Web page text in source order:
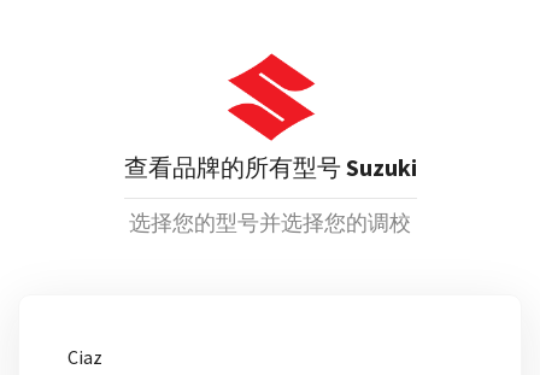
查看品牌的所有型号Suzuki
选择您的型号并选择您的调校
Ciaz